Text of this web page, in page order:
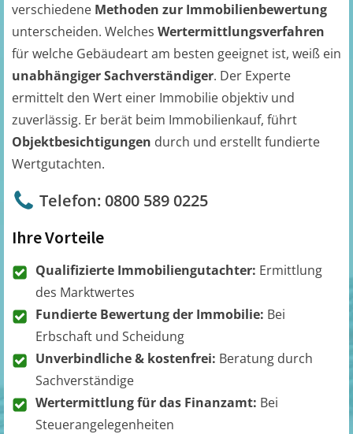
verschiedene Methoden zur Immobilienbewertung
unterscheiden. Welches Wertermittlungsverfahren
für welche Gebäudeart am besten geeignet ist, weiß ein
unabhängiger Sachverständiger. Der Experte
ermittelt den Wert einer Immobilie objektiv und
zuverlässig. Er berät beim Immobilienkauf, führt
Objektbesichtigungen durch und erstellt fundierte
Wertgutachten.
Telefon: 0800 589 0225
Ihre Vorteile
Qualifizierte Immobiliengutachter: Ermittlung
des Marktwertes
Fundierte Bewertung der Immobilie: Bei
Erbschaft und Scheidung
Unverbindliche & kostenfrei: Beratung durch
Sachverständige
Wertermittlung für das Finanzamt: Bei
Steuerangelegenheiten